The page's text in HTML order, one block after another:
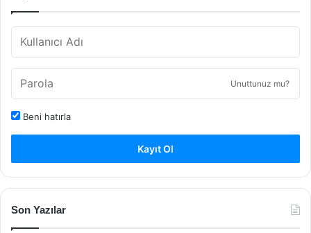
Unuttunuz mu?
Beni hatırla
Kayıt Ol
Son Yazılar